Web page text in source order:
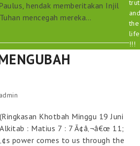
hendak memberitakan Injil
mencegah mereka…
Khotbah Minggu 19 Juni
: Matius 7 : 7 Ã¢â‚¬â€œ 11;
power comes to us through the
the
life
!!!